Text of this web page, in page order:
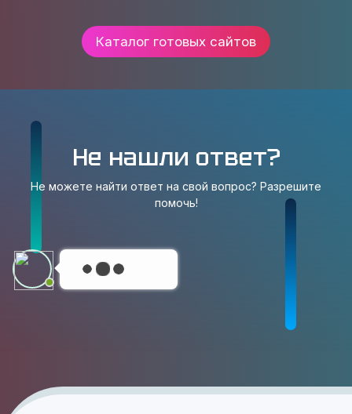
Каталог готовых сайтов
Не нашли ответ?
Не можете найти ответ на свой вопрос? Разрешите
помочь!